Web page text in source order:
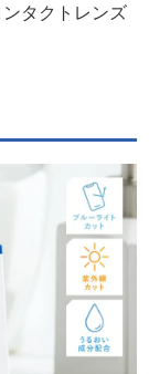
タクトレンズ